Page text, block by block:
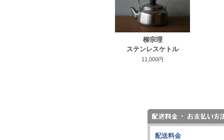
柳宗理
ステンレスケトル
11,000円
配送料金